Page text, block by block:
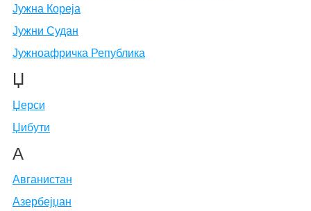
Јужна Кореја
Јужни Судан
Јужноафричка Република
Џ
Џерси
Џибути
А
Авганистан
Азербејџан